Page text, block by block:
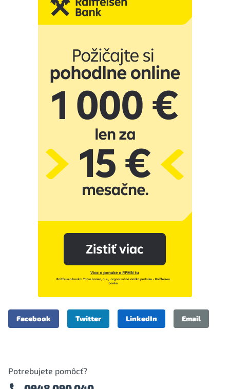
Facebook Twitter LinkedIn Email
Potrebujete pomôcť?